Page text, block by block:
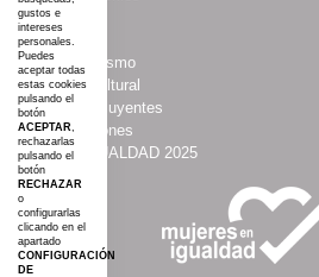
·Boletines
·Agenda
·Asociacionismo
·Espacio Cultural
·Mujeres Influyentes
·Colaboraciones
·#AGROIGUALDAD 2025
·Mapa web
gustos e
intereses
personales.
Puedes
aceptar todas
estas cookies
pulsando el
botón
ACEPTAR,
rechazarlas
pulsando el
botón
RECHAZAR
o
configurarlas
clicando en el
apartado
CONFIGURACIÓN
DE